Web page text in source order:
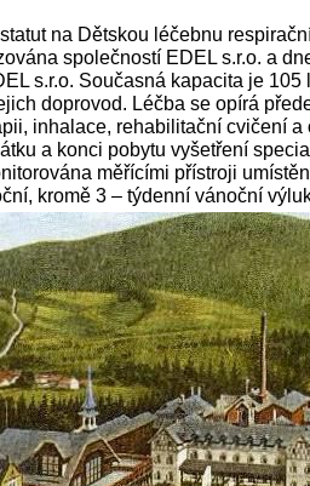
na Dětskou léčebnu
společností EDEL s.r.o. a
s.r.o. Současná kapacita je 105
doprovod. Léčba se opírá
inhalace, rehabilitační cvičení a
a konci pobytu vyšetření
měřícími přístroji
kromě 3 – týdenní vánoční